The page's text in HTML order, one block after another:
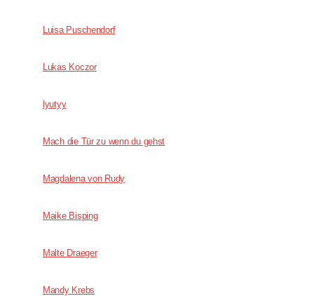
Luisa Puschendorf
Lukas Koczor
lyutyy
Mach die Tür zu wenn du gehst
Magdalena von Rudy
Maike Bisping
Malte Draeger
Mandy Krebs